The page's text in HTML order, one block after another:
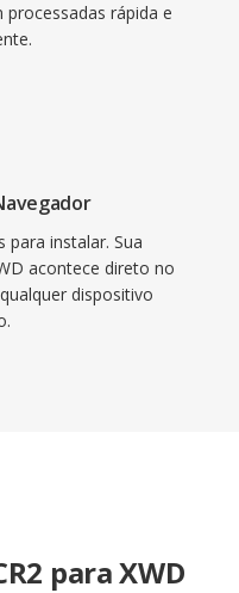
rápida e
para instalar. Sua
acontece direto no
dispositivo
para XWD